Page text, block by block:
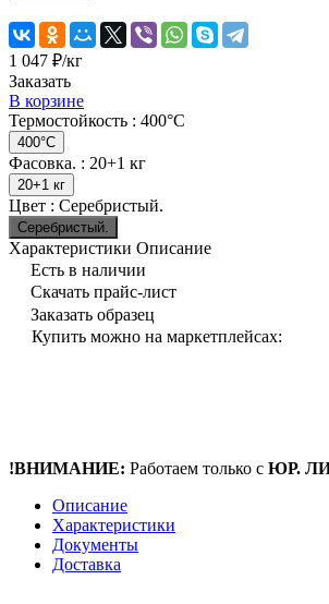
1 047 ₽/кг
Заказать
В корзине
Термостойкость : 400°C
400°C
Фасовка. : 20+1 кг
20+1 кг
Цвет : Серебристый.
Серебристый.
Характеристики Описание
Есть в наличии
Скачать прайс-лист
Заказать образец
Купить можно на маркетплейсах:
!ВНИМАНИЕ: Работаем только с ЮР.
Описание
Характеристики
Документы
Доставка